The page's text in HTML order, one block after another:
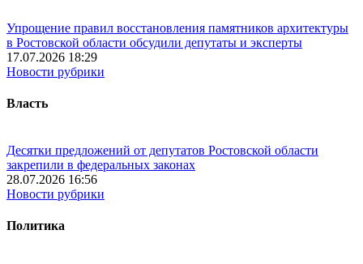
Упрощение правил восстановления памятников архитектуры
в Ростовской области обсудили депутаты и эксперты
17.07.2026 18:29
Новости рубрики
Власть
Десятки предложений от депутатов Ростовской области
закрепили в федеральных законах
28.07.2026 16:56
Новости рубрики
Политика